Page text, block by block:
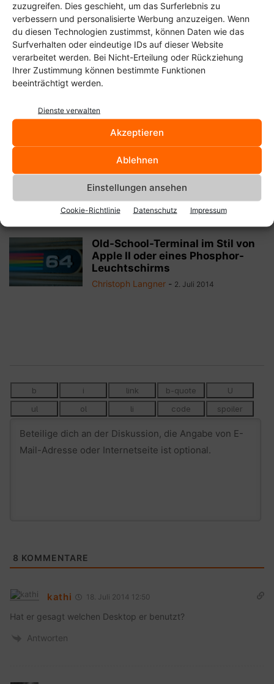
zuzugreifen. Dies geschieht, um das Surferlebnis zu
verbessern und personalisierte Werbung anzuzeigen. Wenn
du diesen Technologien zustimmst, können Daten wie das
Surfverhalten oder eindeutige IDs auf dieser Website
verarbeitet werden. Bei Nicht-Erteilung oder Rückziehung
Ihrer Zustimmung können bestimmte Funktionen
beeinträchtigt werden.
Dienste verwalten
Akzeptieren
Ablehnen
Einstellungen ansehen
Cookie-Richtlinie Datenschutz Impressum
Linus Torvalds lässt kein gutes
Haar am Bauen von
Anwendungen für...
Christoph Langner - 29. Januar 2015
retro-term
Christoph Langner
Hell Yeah, Rambo-Tux!
Christoph Langner - 7. August 2014
Old-School-Terminal im Stil von
Apple II oder eines Phosphor-
Leuchtschirms
Christoph Langner - 2. Juli 2014
8 KOMMENTARE
kathi 18. Juli 2014 12:50
Hat er gesagt welchen Desktop er benutzt?
Antworten